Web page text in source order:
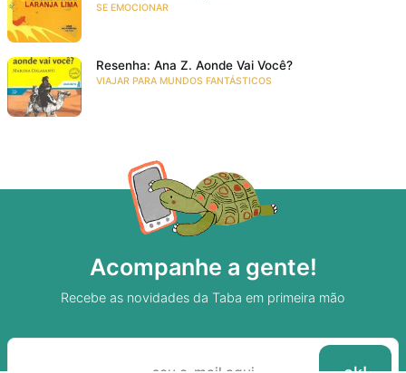
SE EMOCIONAR
Resenha: Ana Z. Aonde Vai Você?
VIAJAR PARA MUNDOS FANTÁSTICOS
Acompanhe a gente!
Recebe as novidades da Taba em primeira mão